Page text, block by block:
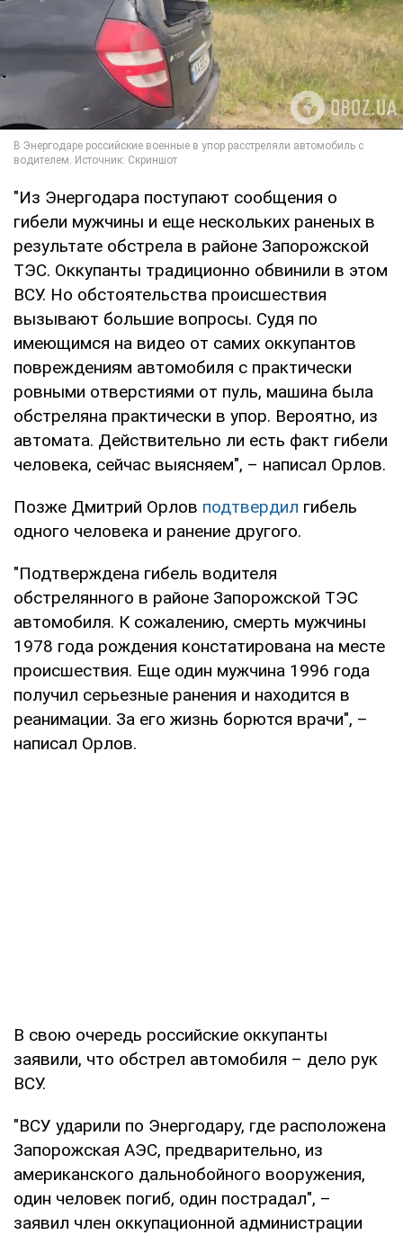
"Из Энергодара поступают сообщения о
гибели мужчины и еще нескольких раненых в
результате обстрела в районе Запорожской
ТЭС. Оккупанты традиционно обвинили в этом
ВСУ. Но обстоятельства происшествия
вызывают большие вопросы. Судя по
имеющимся на видео от самих оккупантов
повреждениям автомобиля с практически
ровными отверстиями от пуль, машина была
обстреляна практически в упор. Вероятно, из
автомата. Действительно ли есть факт гибели
человека, сейчас выясняем", – написал Орлов.
Позже Дмитрий Орлов подтвердил гибель
одного человека и ранение другого.
"Подтверждена гибель водителя
обстрелянного в районе Запорожской ТЭС
автомобиля. К сожалению, смерть мужчины
1978 года рождения констатирована на месте
происшествия. Еще один мужчина 1996 года
получил серьезные ранения и находится в
реанимации. За его жизнь борются врачи", –
написал Орлов.
В свою очередь российские оккупанты
заявили, что обстрел автомобиля – дело рук
ВСУ.
"ВСУ ударили по Энергодару, где расположена
Запорожская АЭС, предварительно, из
американского дальнобойного вооружения,
один человек погиб, один пострадал", –
заявил член оккупационной администрации